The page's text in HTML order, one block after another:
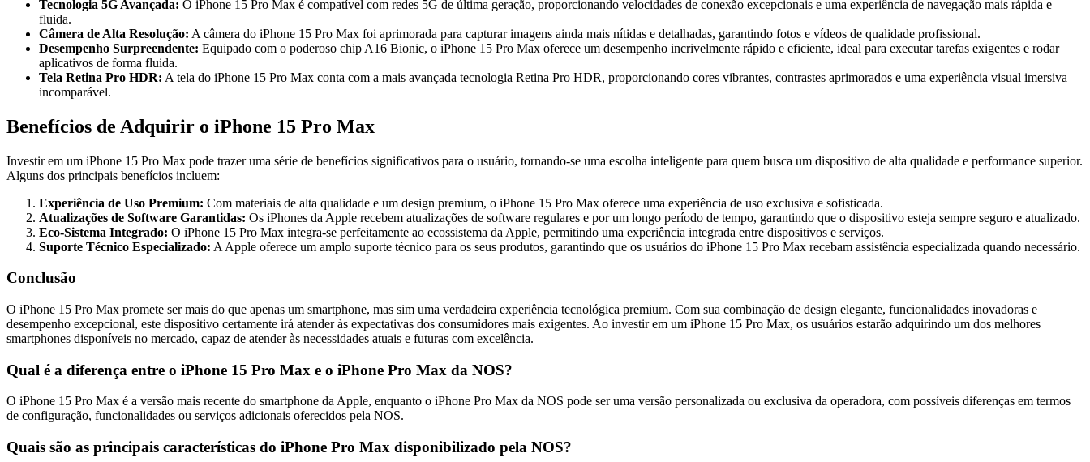
Tecnologia 5G Avançada: O iPhone 15 Pro Max é compatível com redes 5G de última geração, proporcionando velocidades de conexão excepcionais e uma experiência de navegação mais rápida e
fluida.
Câmera de Alta Resolução: A câmera do iPhone 15 Pro Max foi aprimorada para capturar imagens ainda mais nítidas e detalhadas, garantindo fotos e vídeos de qualidade profissional.
Desempenho Surpreendente: Equipado com o poderoso chip A16 Bionic, o iPhone 15 Pro Max oferece um desempenho incrivelmente rápido e eficiente, ideal para executar tarefas exigentes e rodar
aplicativos de forma fluida.
Tela Retina Pro HDR: A tela do iPhone 15 Pro Max conta com a mais avançada tecnologia Retina Pro HDR, proporcionando cores vibrantes, contrastes aprimorados e uma experiência visual imersiva
incomparável.
Benefícios de Adquirir o iPhone 15 Pro Max
Investir em um iPhone 15 Pro Max pode trazer uma série de benefícios significativos para o usuário, tornando-se uma escolha inteligente para quem busca um dispositivo de alta qualidade e performance superior.
Alguns dos principais benefícios incluem:
Experiência de Uso Premium: Com materiais de alta qualidade e um design premium, o iPhone 15 Pro Max oferece uma experiência de uso exclusiva e sofisticada.
Atualizações de Software Garantidas: Os iPhones da Apple recebem atualizações de software regulares e por um longo período de tempo, garantindo que o dispositivo esteja sempre seguro e atualizado.
Eco-Sistema Integrado: O iPhone 15 Pro Max integra-se perfeitamente ao ecossistema da Apple, permitindo uma experiência integrada entre dispositivos e serviços.
Suporte Técnico Especializado: A Apple oferece um amplo suporte técnico para os seus produtos, garantindo que os usuários do iPhone 15 Pro Max recebam assistência especializada quando necessário.
Conclusão
O iPhone 15 Pro Max promete ser mais do que apenas um smartphone, mas sim uma verdadeira experiência tecnológica premium. Com sua combinação de design elegante, funcionalidades inovadoras e
desempenho excepcional, este dispositivo certamente irá atender às expectativas dos consumidores mais exigentes. Ao investir em um iPhone 15 Pro Max, os usuários estarão adquirindo um dos melhores
smartphones disponíveis no mercado, capaz de atender às necessidades atuais e futuras com excelência.
Qual é a diferença entre o iPhone 15 Pro Max e o iPhone Pro Max da NOS?
O iPhone 15 Pro Max é a versão mais recente do smartphone da Apple, enquanto o iPhone Pro Max da NOS pode ser uma versão personalizada ou exclusiva da operadora, com possíveis diferenças em termos
de configuração, funcionalidades ou serviços adicionais oferecidos pela NOS.
Quais são as principais características do iPhone Pro Max disponibilizado pela NOS?